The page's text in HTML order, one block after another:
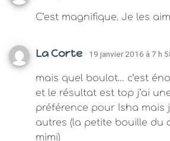
C’est magnifique. Je les
La Corte · 19 janvier 2016 à 7 h
mais quel boulot… c’est
et le résultat est top j’ai
préférence pour Isha mais
autres (la petite bouille du
mimi)